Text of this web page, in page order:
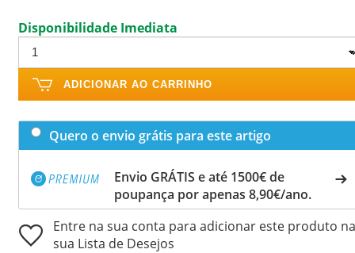
Disponibilidade Imediata
ADICIONAR AO CARRINHO
Quero o envio grátis para este artigo
Envio GRÁTIS e até 1500€ de
poupança por apenas 8,90€/ano.
Entre na sua conta para adicionar este produto na
sua Lista de Desejos